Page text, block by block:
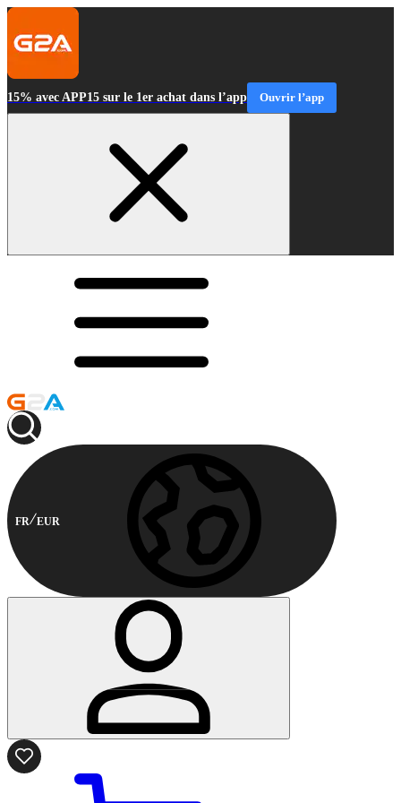
15% avec APP15 sur le 1er achat dans l’app Ouvrir l’app
FR EUR